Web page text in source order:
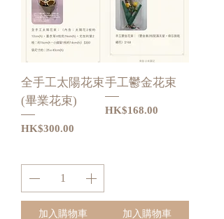
全手工太陽花束
(畢業花束)
價格
HK$300.00
加入購物車
手工鬱金花束
價格
HK$168.00
加入購物車